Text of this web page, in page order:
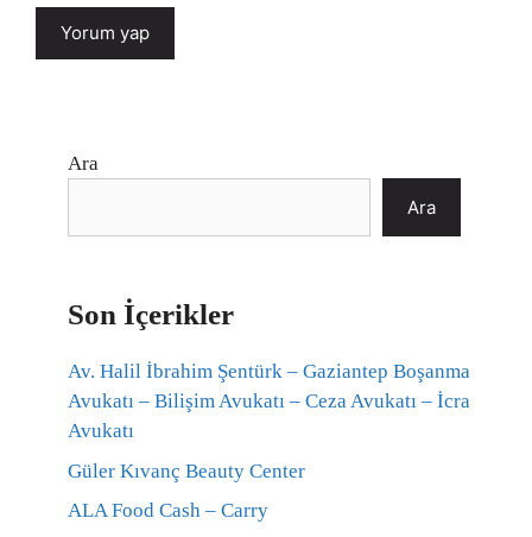
Ara
Ara
Son İçerikler
Av. Halil İbrahim Şentürk – Gaziantep Boşanma
Avukatı – Bilişim Avukatı – Ceza Avukatı – İcra
Avukatı
Güler Kıvanç Beauty Center
ALA Food Cash – Carry